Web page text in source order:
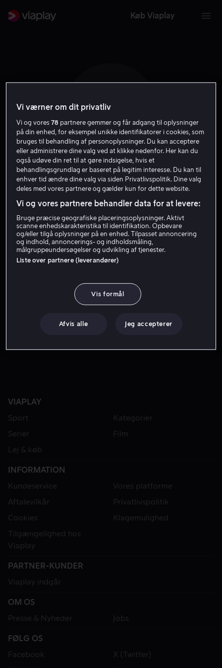
Køb Viaplay
T C E
Teresa Cortes
Eliasson
Skuespiller
VIAPLAY
Sport
Kategorier
Serier
Film
Lej & køb
INFORMATION
Kundeservice
Vores platforme
Aftalevilkår
Privatlivspolitik
Cookies
Klagemulighed
Tilgængelighed hos
Viaplay
PARTNER-KUNDER
Viaplay indgår
OM OS
Presse & Nyheder
Jobs
FØLG OS
Facebook
X (Twitter)
Vi værner om dit privatliv
Vi og vores78 partnere gemmer og får adgang til oplysninger
på din enhed, for eksempel unikke identifikatorer i cookies, som
bruges til behandling af personoplysninger. Du kan acceptere
eller administrere dine valg ved at klikke nedenfor. Her kan du
også udøve din ret til at gøre indsigelse, hvis et
behandlingsgrundlag er baseret på legitim interesse. Du kan til
enhver tid ændre dine valg via siden Privatlivspolitik. Dine valg
deles med vores partnere og gælder kun for dette website.
Vi og vores partnere behandler data for at levere:
Bruge præcise geografiske placeringsoplysninger. Aktivt
scanne enhedskarakteristika til identifikation. Opbevare
og/eller tilgå oplysninger på en enhed. Tilpasset annoncering
og indhold, annoncerings- og indholdsmåling,
målgruppeundersøgelser og udvikling af tjenester.
Liste over partnere (leverandører)
Vis formål
Afvis alle Jeg accepterer